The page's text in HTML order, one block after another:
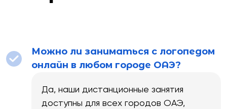
Можно ли заниматься с логопедом
онлайн в любом городе ОАЭ?
Да, наши дистанционные занятия
доступны для всех городов ОАЭ,